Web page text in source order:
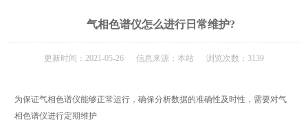
气相色谱仪怎么进行日常维护?
更新时间：2021-05-26 信息来源：本站 浏览次数：3139
为保证气相色谱仪能够正常运行，确保分析数据的准确性及时性，需要对气
相色谱仪进行定期维护